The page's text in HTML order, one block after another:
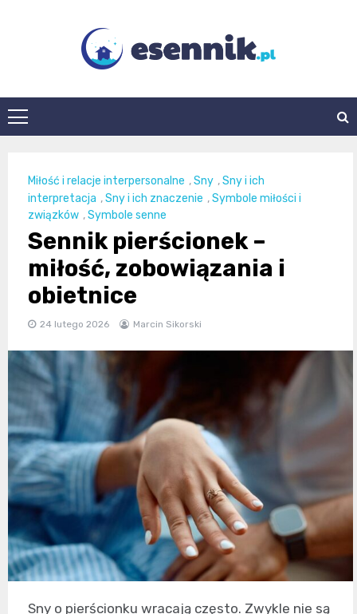
esennik.pl
Miłość i relacje interpersonalne ,Sny ,Sny i ich
interpretacja ,Sny i ich znaczenie ,Symbole miłości i
związków ,Symbole senne
Sennik pierścionek –
miłość, zobowiązania i
obietnice
24 lutego 2026 Marcin Sikorski
Sny o pierścionku wracają często. Zwykle nie są